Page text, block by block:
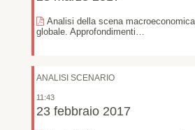
Analisi della scena
globale. Approfondimenti…
ANALISI SCENARIO
11:43
23 febbraio 2017